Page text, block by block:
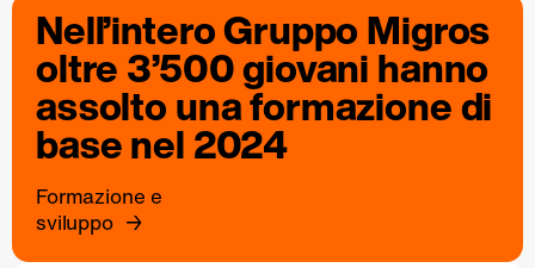
Nell’intero Gruppo Migros
oltre 3’500 giovani hanno
assolto una formazione di
base nel 2024
Formazione e
sviluppo